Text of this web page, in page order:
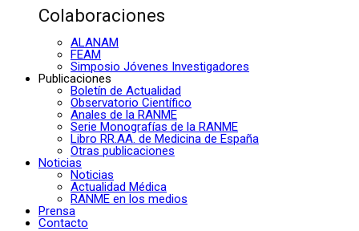
Colaboraciones
ALANAM
FEAM
Simposio Jóvenes Investigadores
Publicaciones
Boletín de Actualidad
Observatorio Científico
Anales de la RANME
Serie Monografías de la RANME
Libro RR.AA. de Medicina de España
Otras publicaciones
Noticias
Noticias
Actualidad Médica
RANME en los medios
Prensa
Contacto